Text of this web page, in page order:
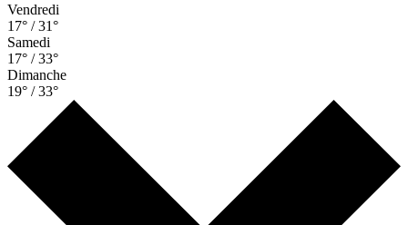
Vendredi
17° / 31°
Samedi
17° / 33°
Dimanche
19° / 33°